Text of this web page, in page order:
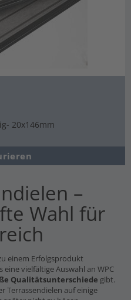
20x146mm
–
Wahl für
einem Erfolgsprodukt
vielfältige Auswahl an WPC
Qualitätsunterschiede gibt.
Terrassendielen auf einige